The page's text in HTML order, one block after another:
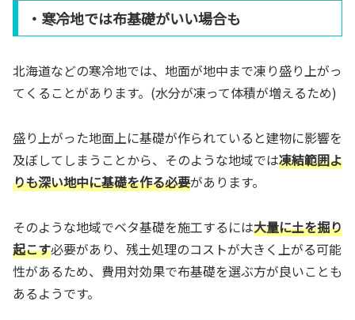
・寒冷地では布基礎がいい場合も
北海道などの寒冷地では、地面が地中まで凍り盛り上がっ
てくることがあります。(水分が凍って体積が増えるため)
盛り上がった地面上に基礎が作られていると建物に影響を
及ぼしてしまうことから、そのような地域では凍結範囲よ
りも深い地中に基礎を作る必要があります。
そのような地域でベタ基礎を施工するには大量に土を掘り
起こす必要があり、残土処理のコストが大きく上がる可能
性があるため、費用対効果で布基礎を選ぶ方が良いことも
あるようです。